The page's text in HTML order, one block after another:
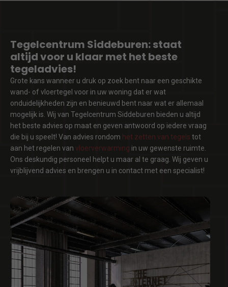
Tegelcentrum Siddeburen: staat
altijd voor u klaar met het beste
tegeladvies!
Grote kans wanneer u druk op zoek bent naar een geschikte
wand- of vloertegel voor in uw woning dat er wat
onduidelijkheden zijn en benieuwd bent naar wat er allemaal
mogelijk is. Wij van Tegelcentrum Siddeburen bieden u altijd
het beste advies op maat en geven antwoord op iedere vraag
die bij u speelt! Van advies rondom het zetten van tegels tot
aan het regelen van vloerverwarming in uw gewenste ruimte.
Ons deskundig personeel helpt u maar al te graag. Wij geven u
vrijblijvend advies en brengen u in contact met een specialist!